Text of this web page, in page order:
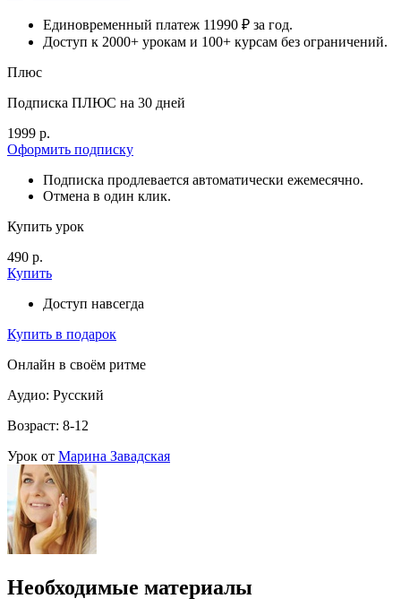
Единовременный платеж 11990 ₽ за год.
Доступ к 2000+ урокам и 100+ курсам без ограничений.
Плюс
Подписка ПЛЮС на 30 дней
1999 р.
Оформить подписку
Подписка продлевается автоматически ежемесячно.
Отмена в один клик.
Купить урок
490 р.
Купить
Доступ навсегда
Купить в подарок
Онлайн в своём ритме
Аудио: Русский
Возраст: 8-12
Урок от Марина Завадская
Необходимые материалы